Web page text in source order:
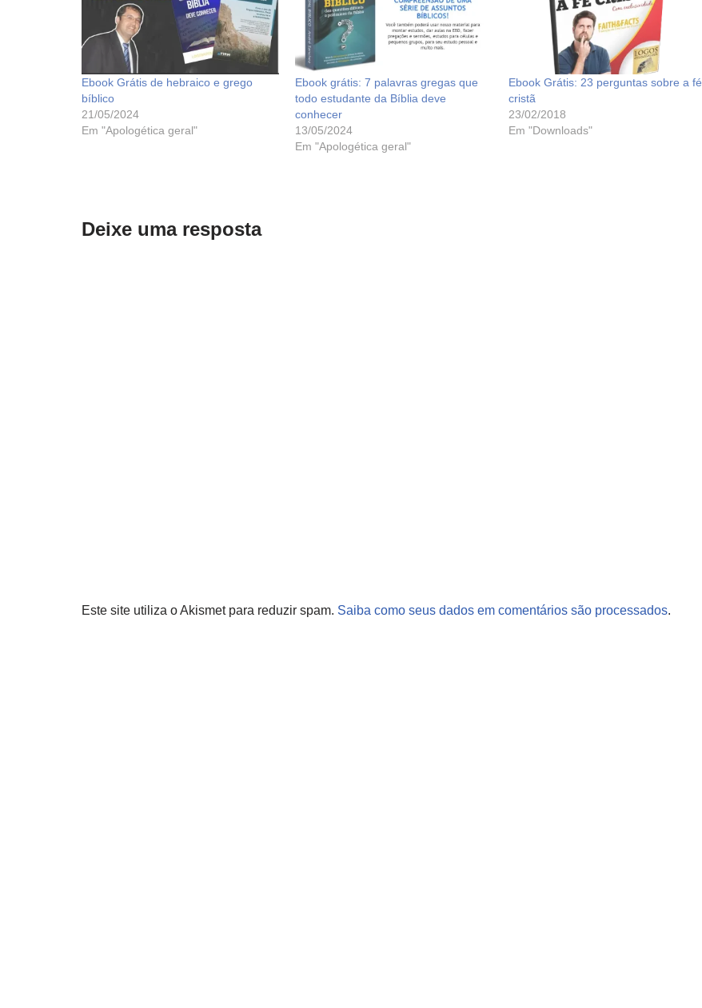
Ebook Grátis de hebraico e grego
bíblico
21/05/2024
Em "Apologética geral"
Ebook grátis: 7 palavras gregas que
todo estudante da Bíblia deve
conhecer
13/05/2024
Em "Apologética geral"
Ebook Grátis: 23 perguntas sobre a fé
cristã
23/02/2018
Em "Downloads"
Deixe uma resposta
Este site utiliza o Akismet para reduzir spam. Saiba como seus dados em comentários são processados.